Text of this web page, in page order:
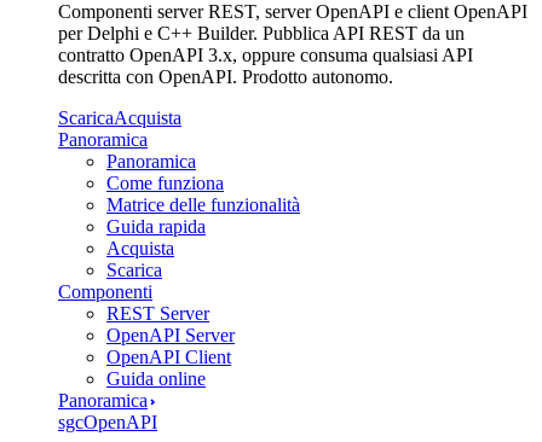
Componenti server REST, server OpenAPI e client OpenAPI
per Delphi e C++ Builder. Pubblica API REST da un
contratto OpenAPI 3.x, oppure consuma qualsiasi API
descritta con OpenAPI. Prodotto autonomo.
ScaricaAcquista
Panoramica
Panoramica
Come funziona
Matrice delle funzionalità
Guida rapida
Acquista
Scarica
Componenti
REST Server
OpenAPI Server
OpenAPI Client
Guida online
Panoramica
sgcOpenAPI